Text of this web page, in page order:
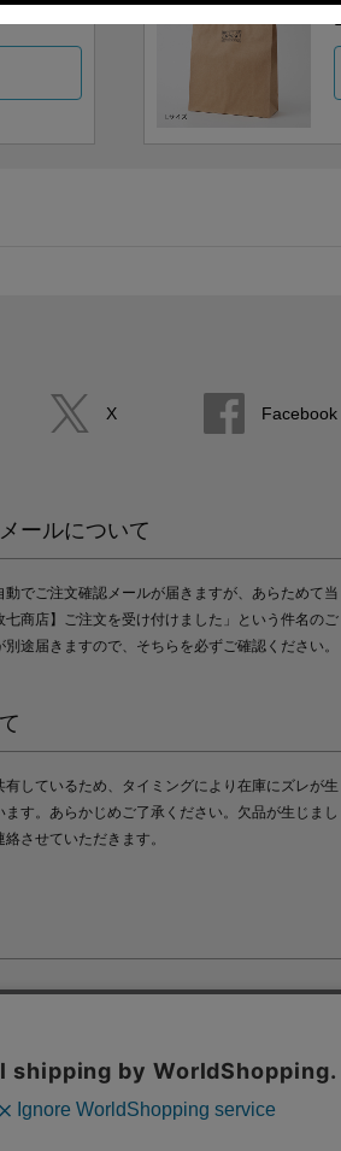
X Facebook
ールについて
動でご注文確認メールが届きますが、あらためて当
七商店】ご注文を受け付けました」という件名のご
途届きますので、そちらを必ずご確認ください。
有しているため、タイミングにより在庫にズレが生
ます。あらかじめご了承ください。欠品が生じまし
させていただきます。